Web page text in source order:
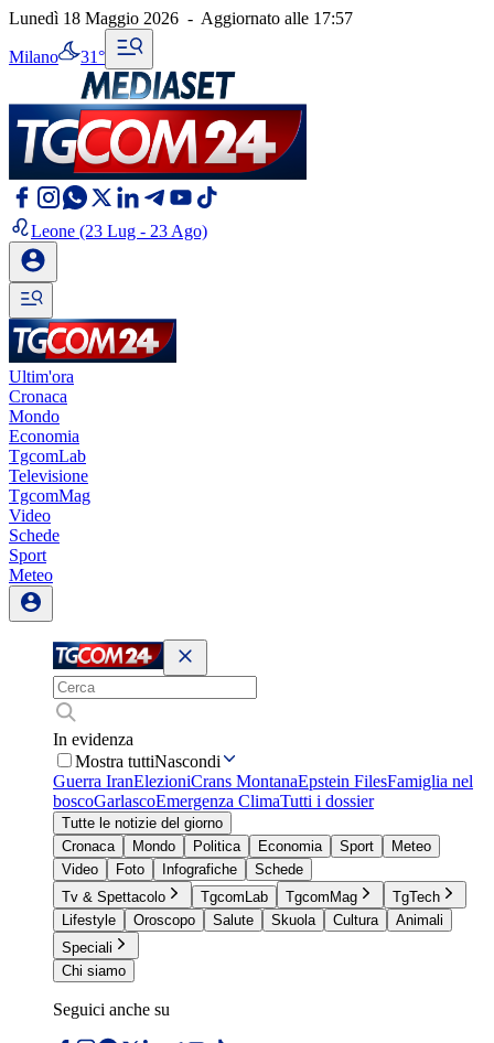
Lunedì 18 Maggio 2026 - Aggiornato alle 17:57
Milano 31°
Leone (23 Lug - 23 Ago)
Ultim'ora
Cronaca
Mondo
Economia
TgcomLab
Televisione
TgcomMag
Video
Schede
Sport
Meteo
In evidenza
Mostra tuttiNascondi
Guerra IranElezioniCrans MontanaEpstein FilesFamiglia nel
boscoGarlascoEmergenza ClimaTutti i dossier
Tutte le notizie del giorno
Cronaca
Mondo Politica Economia Sport
Meteo
Video
Foto Infografiche
Schede
Tv & Spettacolo
TgcomLab TgcomMag
TgTech
Lifestyle
Oroscopo Salute Skuola Cultura
Animali
Speciali
Chi siamo
Seguici anche su